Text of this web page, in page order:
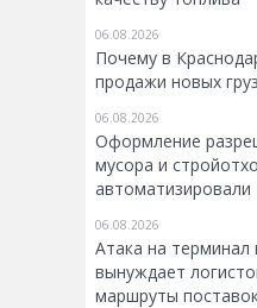
06.08.2026
Почему в
продажи новых
06.08.2026
Оформление
мусора и
автоматизировали
06.08.2026
Атака на терминал
вынуждает
маршруты